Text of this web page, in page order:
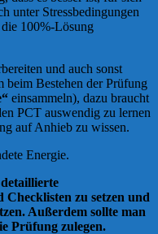
unter Stressbedingungen
100%-Lösung
und auch sonst
beim Bestehen der Prüfung
einsammeln), dazu braucht
PCT auswendig zu lernen
auf Anhieb zu wissen.
Energie.
zu setzen und
Außerdem sollte man
Prüfung zulegen.